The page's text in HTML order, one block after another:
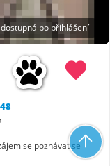
dostupná po přihlášení
48
se poznávat se